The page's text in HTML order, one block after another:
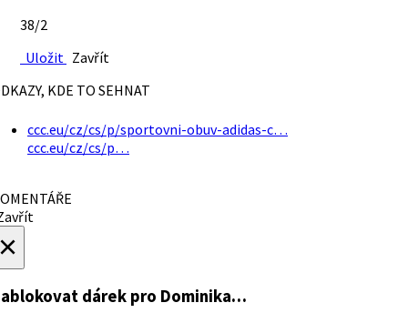
38/2
Uložit Zavřít
KDE TO SEHNAT
ccc.eu/cz/cs/p/sportovni-obuv-adidas-c…
ccc.eu/cz/cs/p…
dárek pro Dominika…